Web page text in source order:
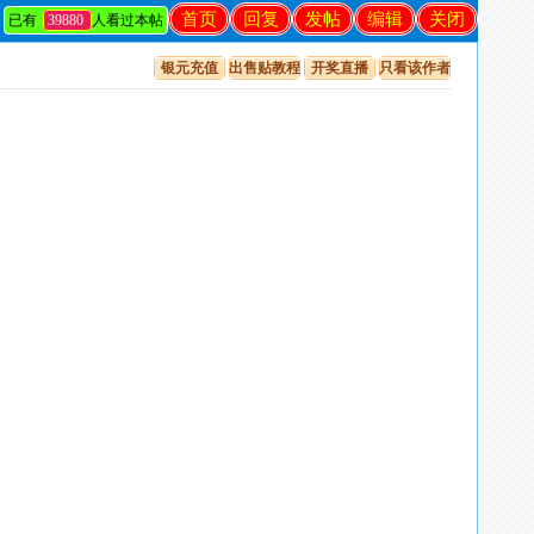
关闭
编辑
发帖
回复
首页
已有 39880 人看过本帖
银元充值 出售贴教程 开奖直播 只看该作者